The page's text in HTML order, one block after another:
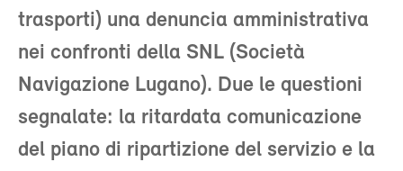
trasporti) una denuncia amministrativa
nei confronti della SNL (Società
Navigazione Lugano). Due le questioni
segnalate: la ritardata comunicazione
del piano di ripartizione del servizio e la